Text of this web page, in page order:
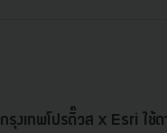
กรุงเทพโปรดิ๊วส x Esri ใช้